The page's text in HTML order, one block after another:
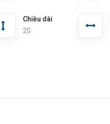
Chiều dài
20